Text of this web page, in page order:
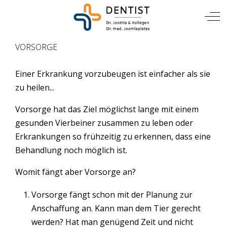
Mobile Menu Toggle
VORSORGE
Einer Erkrankung vorzubeugen ist einfacher als sie
zu heilen...
Vorsorge hat das Ziel möglichst lange mit einem
gesunden Vierbeiner zusammen zu leben oder
Erkrankungen so frühzeitig zu erkennen, dass eine
Behandlung noch möglich ist.
Womit fängt aber Vorsorge an?
Vorsorge fängt schon mit der Planung zur
Anschaffung an. Kann man dem Tier gerecht
werden? Hat man genügend Zeit und nicht